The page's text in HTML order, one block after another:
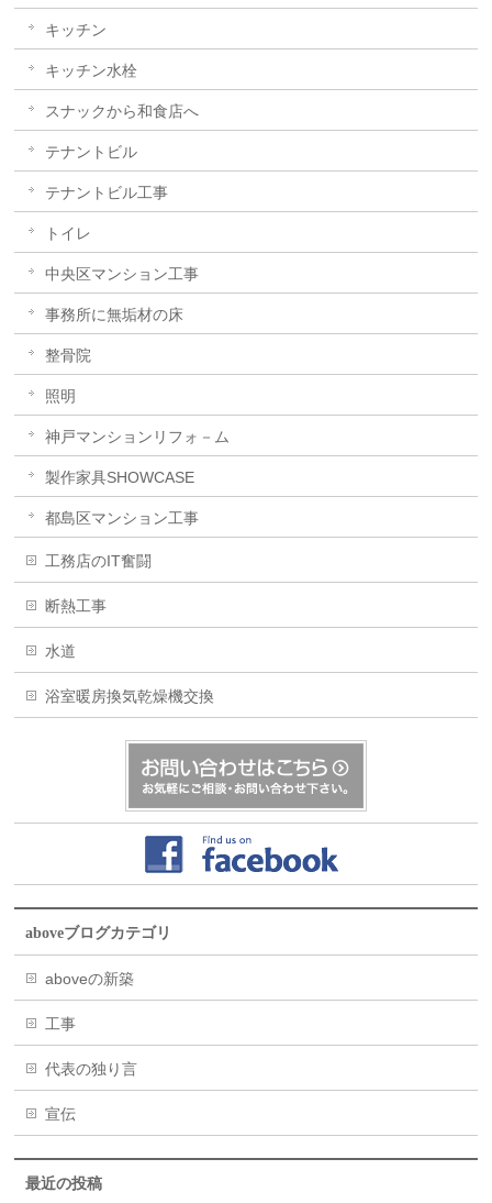
キッチン
キッチン水栓
スナックから和食店へ
テナントビル
テナントビル工事
トイレ
中央区マンション工事
事務所に無垢材の床
整骨院
照明
神戸マンションリフォ－ム
製作家具SHOWCASE
都島区マンション工事
工務店のIT奮闘
断熱工事
水道
浴室暖房換気乾燥機交換
aboveブログカテゴリ
aboveの新築
工事
代表の独り言
宣伝
最近の投稿